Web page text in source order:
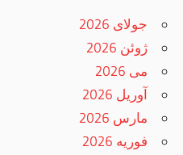
جولای 2026
ژوئن 2026
می 2026
آوریل 2026
مارس 2026
فوریه 2026